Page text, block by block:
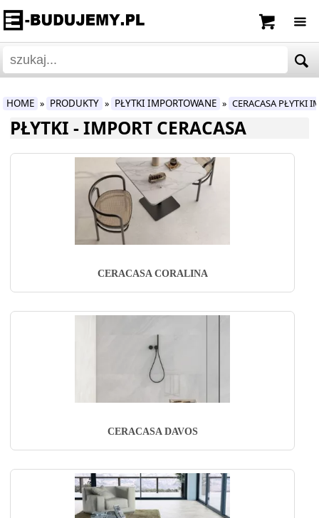
HOME » PRODUKTY » PŁYTKI IMPORTOWANE » CERACASA PŁYTKI
PŁYTKI - IMPORT CERACASA
CERACASA CORALINA
CERACASA DAVOS